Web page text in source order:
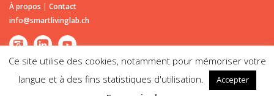
À propos | Contact
info@smartlivinglab.ch
©2026Smart Living Lab | Passage du Cardinal 13B CH-1700 Fribourg |
Ce site utilise des cookies, notamment pour mémoriser votre
langue et à des fins statistiques d'utilisation.
Accepter